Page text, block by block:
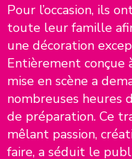
Pour l’occasion, ils
toute leur famille
une décoration
Entièrement conçue
mise en scène a
nombreuses heures
de préparation. Ce
mêlant passion,
faire, a séduit le